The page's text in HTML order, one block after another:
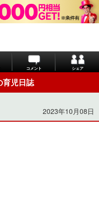
コメント シェア
育児日誌
2023年10月08日